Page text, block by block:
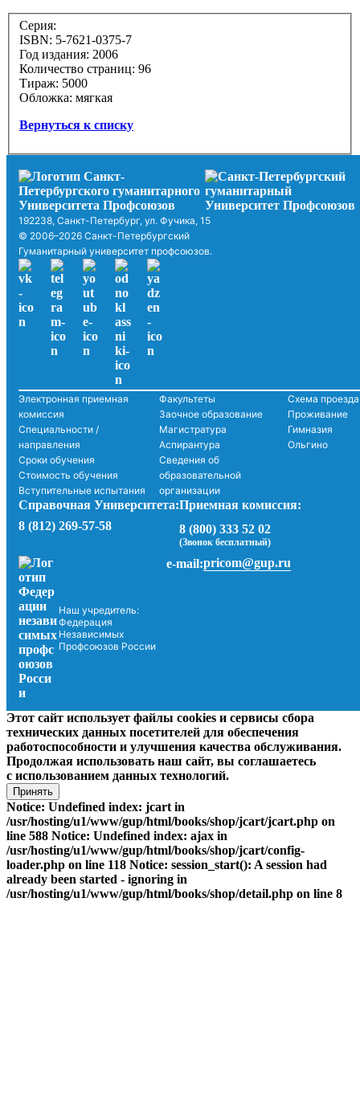
Серия:
ISBN: 5-7621-0375-7
Год издания: 2006
Количество страниц: 96
Тираж: 5000
Обложка: мягкая
Вернуться к списку
192238, Санкт-Петербург, ул. Фучика, 15
© 2006–2026 Санкт-Петербургский
Гуманитарный университет профсоюзов.
Электронная приемная
комиссия
Специальности /
направления
Сроки обучения
Стоимость обучения
Вступительные испытания
Факультеты
Заочное образование
Магистратура
Аспирантура
Сведения об
образовательной
организации
Схема проезда
Проживание
Гимназия
Ольгино
Справочная Университета:
8 (812) 269-57-58
Приемная комиссия:
8 (800) 333 52 02
(Звонок бесплатный)
Наш учредитель:
Федерация
Независимых
Профсоюзов России
e-mail:pricom@gup.ru
Этот сайт использует файлы cookies и сервисы сбора
технических данных посетителей для обеспечения
работоспособности и улучшения качества обслуживания.
Продолжая использовать наш сайт, вы соглашаетесь
с использованием данных технологий.
Принять
Notice: Undefined index: jcart in
/usr/hosting/u1/www/gup/html/books/shop/jcart/jcart.php on
line 588 Notice: Undefined index: ajax in
/usr/hosting/u1/www/gup/html/books/shop/jcart/config-
loader.php on line 118 Notice: session_start(): A session had
already been started - ignoring in
/usr/hosting/u1/www/gup/html/books/shop/detail.php on line 8